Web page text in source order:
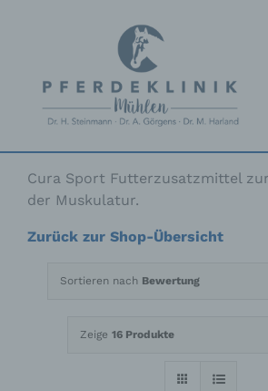
Cura Sport Futterzusatzmittel
der Muskulatur.
Zurück zur Shop-Übersicht
Sortieren nach Bewertung
Zeige 16 Produkte